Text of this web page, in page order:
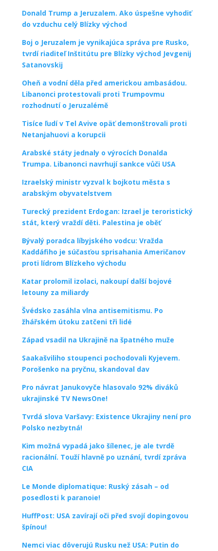
Donald Trump a Jeruzalem. Ako úspešne vyhodiť
do vzduchu celý Blízky východ
Boj o Jeruzalem je vynikajúca správa pre Rusko,
tvrdí riaditeľ Inštitútu pre Blízky východ Jevgenij
Satanovskij
Oheň a vodní děla před americkou ambasádou.
Libanonci protestovali proti Trumpovmu
rozhodnutí o Jeruzalémě
Tisíce ľudí v Tel Avive opäť demonštrovali proti
Netanjahuovi a korupcii
Arabské státy jednaly o výrocích Donalda
Trumpa. Libanonci navrhují sankce vůči USA
Izraelský ministr vyzval k bojkotu města s
arabským obyvatelstvem
Turecký prezident Erdogan: Izrael je teroristický
stát, který vraždí děti. Palestina je oběť
Bývalý poradca líbyjského vodcu: Vražda
Kaddáfiho je súčasťou sprisahania Američanov
proti lídrom Blízkeho východu
Katar prolomil izolaci, nakoupí další bojové
letouny za miliardy
Švédsko zasáhla vlna antisemitismu. Po
žhářském útoku zatčeni tři lidé
Západ vsadil na Ukrajině na špatného muže
Saakašviliho stoupenci pochodovali Kyjevem.
Porošenko na pryčnu, skandoval dav
Pro návrat Janukovyče hlasovalo 92% diváků
ukrajinské TV NewsOne!
Tvrdá slova Varšavy: Existence Ukrajiny není pro
Polsko nezbytná!
Kim možná vypadá jako šílenec, je ale tvrdě
racionální. Touží hlavně po uznání, tvrdí zpráva
CIA
Le Monde diplomatique: Ruský zásah – od
posedlosti k paranoie!
HuffPost: USA zavírají oči před svojí dopingovou
špínou!
Nemci viac dôverujú Rusku než USA: Putin do